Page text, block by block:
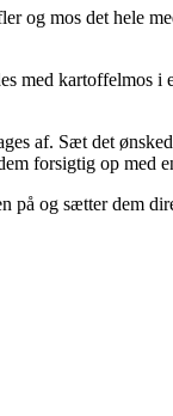
og mos det hele
med
af. Sæt det
forsigtig op med
og sætter dem